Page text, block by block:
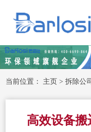
当前位置： 主页 >拆除公司
高效设备